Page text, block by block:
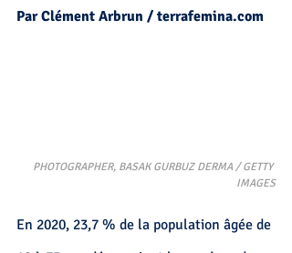
Par Clément Arbrun / terrafemina.com
PHOTOGRAPHER, BASAK GURBUZ DERMA / GETTY
IMAGES
En 2020, 23,7 % de la population âgée de